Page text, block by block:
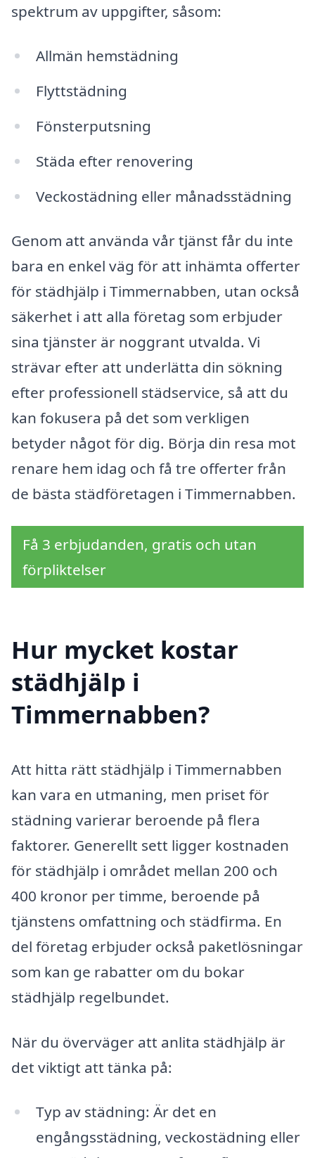
spektrum av uppgifter, såsom:
Allmän hemstädning
Flyttstädning
Fönsterputsning
Städa efter renovering
Veckostädning eller månadsstädning
Genom att använda vår tjänst får du inte
bara en enkel väg för att inhämta offerter
för städhjälp i Timmernabben, utan också
säkerhet i att alla företag som erbjuder
sina tjänster är noggrant utvalda. Vi
strävar efter att underlätta din sökning
efter professionell städservice, så att du
kan fokusera på det som verkligen
betyder något för dig. Börja din resa mot
renare hem idag och få tre offerter från
de bästa städföretagen i Timmernabben.
Få 3 erbjudanden, gratis och utan
förpliktelser
Hur mycket kostar
städhjälp i
Timmernabben?
Att hitta rätt städhjälp i Timmernabben
kan vara en utmaning, men priset för
städning varierar beroende på flera
faktorer. Generellt sett ligger kostnaden
för städhjälp i området mellan 200 och
400 kronor per timme, beroende på
tjänstens omfattning och städfirma. En
del företag erbjuder också paketlösningar
som kan ge rabatter om du bokar
städhjälp regelbundet.
När du överväger att anlita städhjälp är
det viktigt att tänka på:
Typ av städning: Är det en
engångsstädning, veckostädning eller